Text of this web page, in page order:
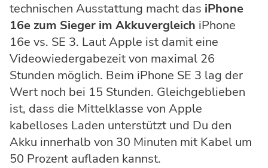
technischen Ausstattung macht das iPhone
16e zum Sieger im Akkuvergleich iPhone
16e vs. SE 3. Laut Apple ist damit eine
Videowiedergabezeit von maximal 26
Stunden möglich. Beim iPhone SE 3 lag der
Wert noch bei 15 Stunden. Gleichgeblieben
ist, dass die Mittelklasse von Apple
kabelloses Laden unterstützt und Du den
Akku innerhalb von 30 Minuten mit Kabel um
50 Prozent aufladen kannst.